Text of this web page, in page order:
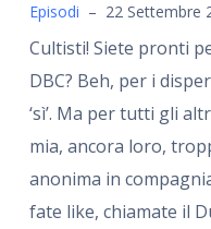
Episodi – 22 Settembre
Cultisti! Siete pronti
DBC? Beh, per i
‘sì’. Ma per tutti gli
mia, ancora loro,
anonima in
fate like, chiamate il